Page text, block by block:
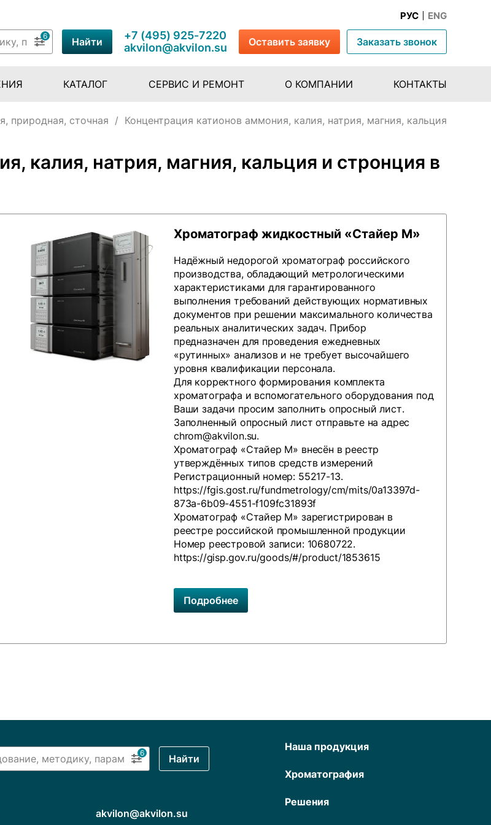
РУС ENG
6 Найти
+7 (495) 925-7220
akvilon@akvilon.su
Оставить заявку Заказать звонок
КАТАЛОГ СЕРВИС И РЕМОНТ О КОМПАНИИ КОНТАКТЫ
природная, сточная / Концентрация катионов аммония, калия, натрия, магния, кальция
калия, натрия, магния, кальция и стронция в
Хроматограф жидкостный «Стайер М»
Надёжный недорогой хроматограф российского
производства, обладающий метрологическими
характеристиками для гарантированного
выполнения требований действующих нормативных
документов при решении максимального количества
реальных аналитических задач. Прибор
предназначен для проведения ежедневных
«рутинных» анализов и не требует высочайшего
уровня квалификации персонала.
Для корректного формирования комплекта
хроматографа и вспомогательного оборудования под
Ваши задачи просим заполнить опросный лист.
Заполненный опросный лист отправьте на адрес
chrom@akvilon.su.
Хроматограф «Стайер М» внесён в реестр
утверждённых типов средств измерений
Регистрационный номер: 55217-13.
https://fgis.gost.ru/fundmetrology/cm/mits/0a13397d-
873a-6b09-4551-f109fc31893f
Хроматограф «Стайер М» зарегистрирован в
реестре российской промышленной продукции
Номер реестровой записи: 10680722.
https://gisp.gov.ru/goods/#/product/1853615
Подробнее
6 Найти
akvilon@akvilon.su
Наша продукция
Хроматография
Решения